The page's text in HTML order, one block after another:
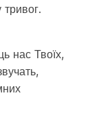
нас Твоїх,